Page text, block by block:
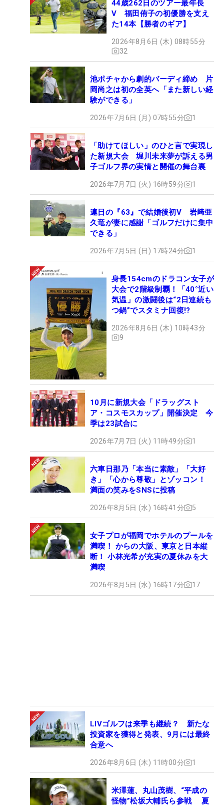
44歳262日のツアー最年長
V 福田侑子の初優勝を支え
た14本【勝者のギア】
2026年8月6日 (木) 08時55分
32
池ポチャから劇的バーディ締め 片
岡尚之は初の全英へ「また新しい経
験ができる」
2026年7月6日 (月) 07時55分 1
「助けてほしい」のひと言で実現し
た新規大会 堀川未来夢が訴える男
子ゴルフ界の実情と開催の舞台裏
2026年7月7日 (火) 16時59分 1
連日の『63』で結婚後初V 岩﨑亜
久竜が妻に感謝「ゴルフだけに集中
できる」
2026年7月5日 (日) 17時24分 1
身長154cmのドラコン女子が
大会で2階級制覇！「40°近い
気温」の激闘後は“2日連続も
つ鍋”でスタミナ回復!?
2026年8月6日 (木) 10時43分
9
10月に新規大会「ドラッグスト
ア・コスモスカップ」開催決定 今
季は23試合に
2026年7月7日 (火) 11時49分 1
六車日那乃「本当に素敵」「大好
き」「心から尊敬」とゾッコン！
満面の笑みをSNSに投稿
2026年8月5日 (水) 16時41分 5
女子プロが福岡でホテルのプールを
満喫！ からの大阪、東京と日本縦
断！ 小林光希が充実の夏休みを大
満喫
2026年8月5日 (水) 16時17分 17
LIVゴルフは来季も継続？ 新たな
投資家を獲得と発表、9月には最終
合意へ
2026年8月6日 (木) 11時00分 1
米澤蓮、丸山茂樹、“平成の
怪物”松坂大輔氏ら参戦 夏